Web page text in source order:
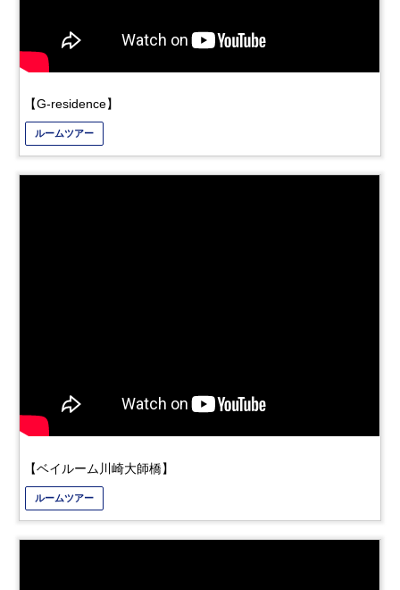
ルームツアー
【G-residence】
ルームツアー
【ベイルーム川崎大師橋】